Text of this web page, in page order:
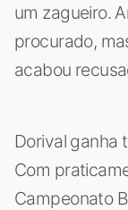
um zagueiro.
procurado,
acabou
Dorival ganha
Com
Campeonato